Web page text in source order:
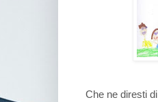
Che ne diresti di